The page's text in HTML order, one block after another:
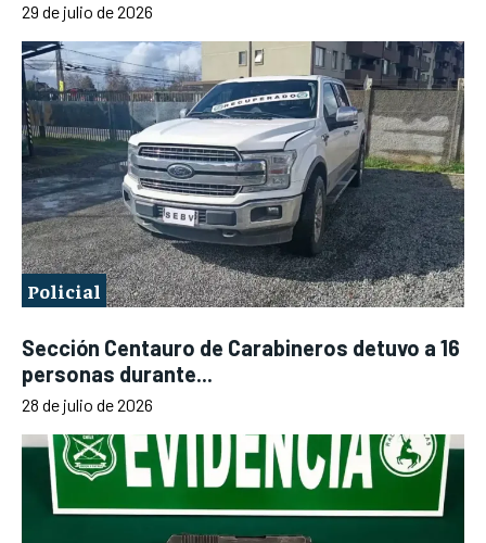
29 de julio de 2026
Policial
Sección Centauro de Carabineros detuvo a 16
personas durante...
28 de julio de 2026